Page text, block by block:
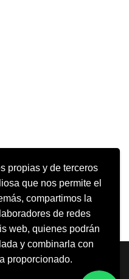
propias y de terceros
que nos permite el
compartimos la
de redes
web, quienes podrán
y combinarla con
proporcionado.
a WordPress